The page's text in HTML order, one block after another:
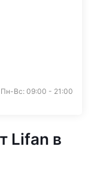
Пн-Вс: 09:00 - 21:00
Lifan в